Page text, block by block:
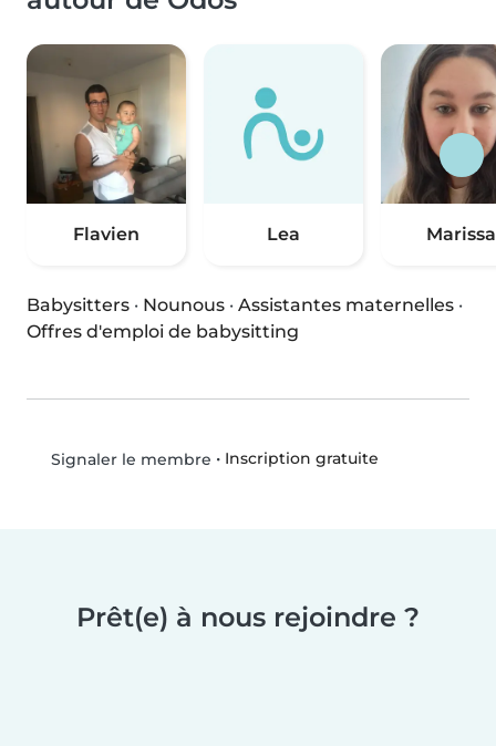
Flavien Lea Marissa
Babysitters · Nounous · Assistantes maternelles ·
Offres d'emploi de babysitting
Signaler le membre • Inscription gratuite
Prêt(e) à nous rejoindre ?